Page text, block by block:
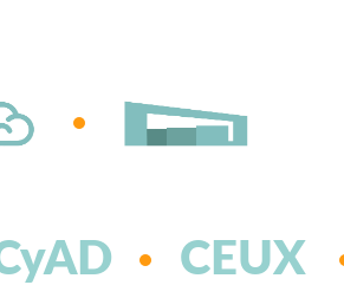
CEUX